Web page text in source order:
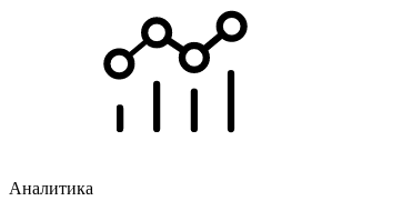
Аналитика